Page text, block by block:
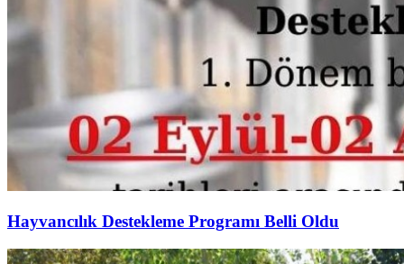
Hayvancılık Destekleme Programı Belli Oldu